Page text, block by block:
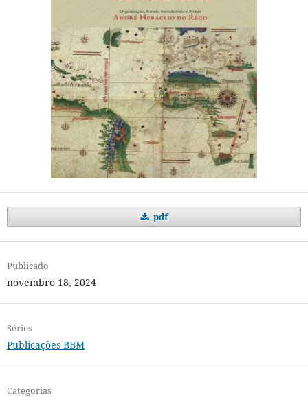
pdf
Publicado
novembro 18, 2024
Séries
Publicações BBM
Categorias